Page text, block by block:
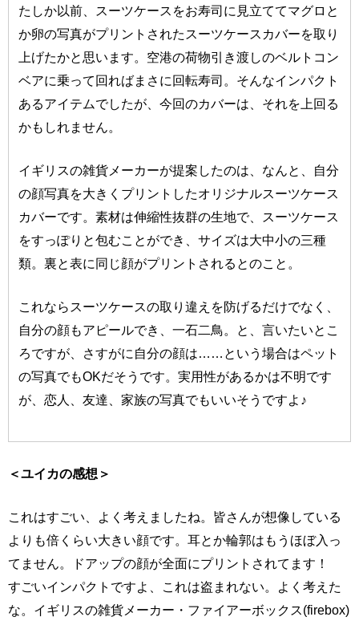
たしか以前、スーツケースをお寿司に見立ててマグロと
か卵の写真がプリントされたスーツケースカバーを取り
上げたかと思います。空港の荷物引き渡しのベルトコン
ベアに乗って回ればまさに回転寿司。そんなインパクト
あるアイテムでしたが、今回のカバーは、それを上回る
かもしれません。
イギリスの雑貨メーカーが提案したのは、なんと、自分
の顔写真を大きくプリントしたオリジナルスーツケース
カバーです。素材は伸縮性抜群の生地で、スーツケース
をすっぽりと包むことができ、サイズは大中小の三種
類。裏と表に同じ顔がプリントされるとのこと。
これならスーツケースの取り違えを防げるだけでなく、
自分の顔もアピールでき、一石二鳥。と、言いたいとこ
ろですが、さすがに自分の顔は……という場合はペット
の写真でもOKだそうです。実用性があるかは不明です
が、恋人、友達、家族の写真でもいいそうですよ♪
＜ユイカの感想＞
これはすごい、よく考えましたね。皆さんが想像している
よりも倍くらい大きい顔です。耳とか輪郭はもうほぼ入っ
てません。ドアップの顔が全面にプリントされてます！
すごいインパクトですよ、これは盗まれない。よく考えた
な。イギリスの雑貨メーカー・ファイアーボックス(firebox)